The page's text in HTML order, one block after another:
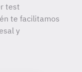
test
te facilitamos
y